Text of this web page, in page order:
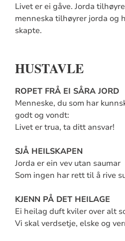
Livet er ei gåve. Jorda
menneska tilhøyrer jorda og
skapte.
HUSTAVLE
ROPET FRÅ EI SÅRA JORD
Menneske, du som har
godt og vondt:
Livet er trua, ta ditt ansvar!
SJÅ HEILSKAPEN
Jorda er ein vev utan saumar
Som ingen har rett til å rive
KJENN PÅ DET HEILAGE
Ei heilag duft kviler over alt
Vi skal verdsetje, elske og